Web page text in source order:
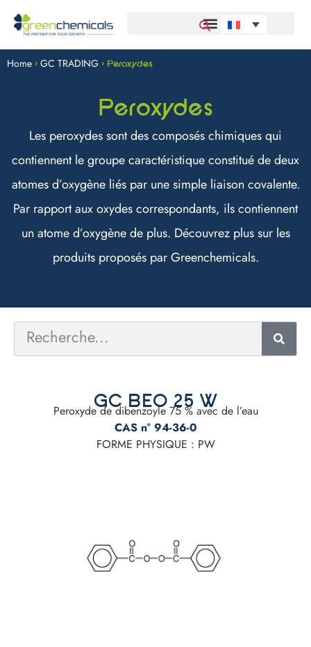
Home > GC TRADING > Peroxydes
Peroxydes
Les peroxydes sont des composés chimiques qui
contiennent le groupe caractéristique constitué de deux
atomes d’oxygène liés par une simple liaison covalente.
Par rapport aux oxydes correspondants, ils contiennent
un atome d’oxygène de plus. Découvrez plus sur les
produits proposés par Greenchemicals.
GC BEO 25 W
Peroxyde de dibenzoyle 75 % avec de l’eau
CAS n° 94-36-0
FORME PHYSIQUE : PW